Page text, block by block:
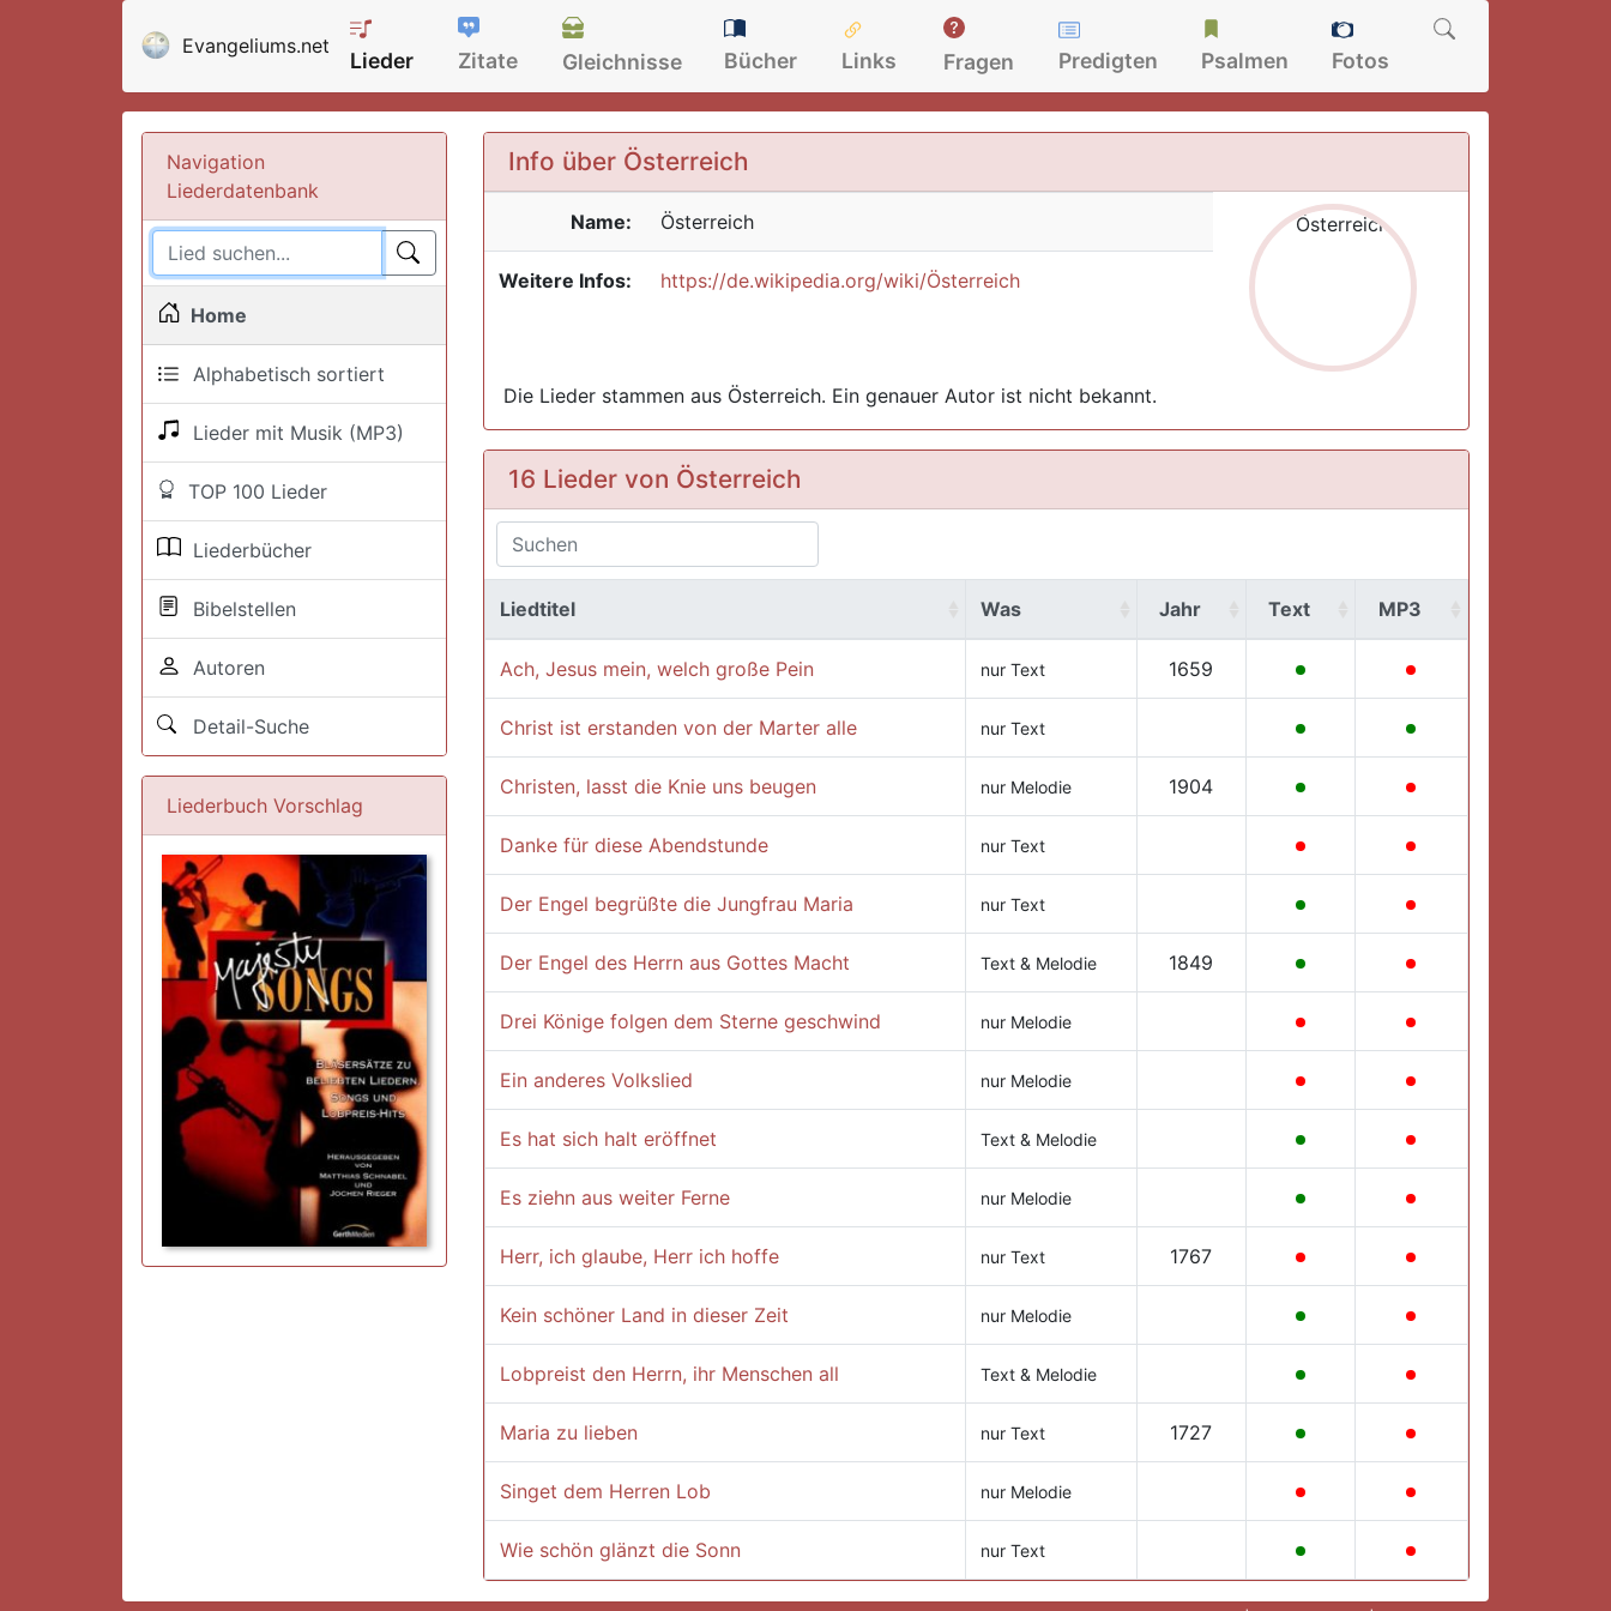
Evangeliums.net
Lieder Zitate Gleichnisse Bücher Links Fragen Predigten Psalmen Fotos
Navigation
Liederdatenbank
Home
Alphabetisch sortiert
Lieder mit Musik (MP3)
TOP 100 Lieder
Liederbücher
Bibelstellen
Autoren
Detail-Suche
Liederbuch Vorschlag
Info über Österreich
Name: Österreich
Weitere Infos: https://de.wikipedia.org/wiki/Österreich
Die Lieder stammen aus Österreich. Ein genauer Autor ist nicht bekannt.
16 Lieder von Österreich
Liedtitel Was Jahr Text MP3
Ach, Jesus mein, welch große Pein nur Text 1659
Christ ist erstanden von der Marter alle nur Text
Christen, lasst die Knie uns beugen nur Melodie 1904
Danke für diese Abendstunde nur Text
Der Engel begrüßte die Jungfrau Maria nur Text
Der Engel des Herrn aus Gottes Macht Text & Melodie 1849
Drei Könige folgen dem Sterne geschwind nur Melodie
Ein anderes Volkslied nur Melodie
Es hat sich halt eröffnet Text & Melodie
Es ziehn aus weiter Ferne nur Melodie
Herr, ich glaube, Herr ich hoffe nur Text 1767
Kein schöner Land in dieser Zeit nur Melodie
Lobpreist den Herrn, ihr Menschen all Text & Melodie
Maria zu lieben nur Text 1727
Singet dem Herren Lob nur Melodie
Wie schön glänzt die Sonn nur Text